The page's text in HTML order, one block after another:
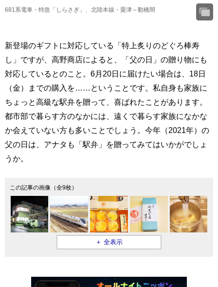
681系電車・特急「しらさぎ」、北陸本線・粟津～動橋間
新登場のギフトに対応している「特上炙りのどぐろ棒寿
し」ですが、高野商店によると、「父の日」の贈り物にも
対応しているとのこと。6月20日に届けたい場合は、18日
（金）までの購入を……ということです。私自身も家族に
ちょっと高級な駅弁を贈って、喜ばれたことがあります。
都市部で暮らす方のなかには、遠くで暮らす家族になかな
か会えていない方も多いことでしょう。今年（2021年）の
父の日は、アナタも「駅弁」を贈ってみてはいかがでしょ
うか。
この記事の画像（全9枚）
＋ 全表示